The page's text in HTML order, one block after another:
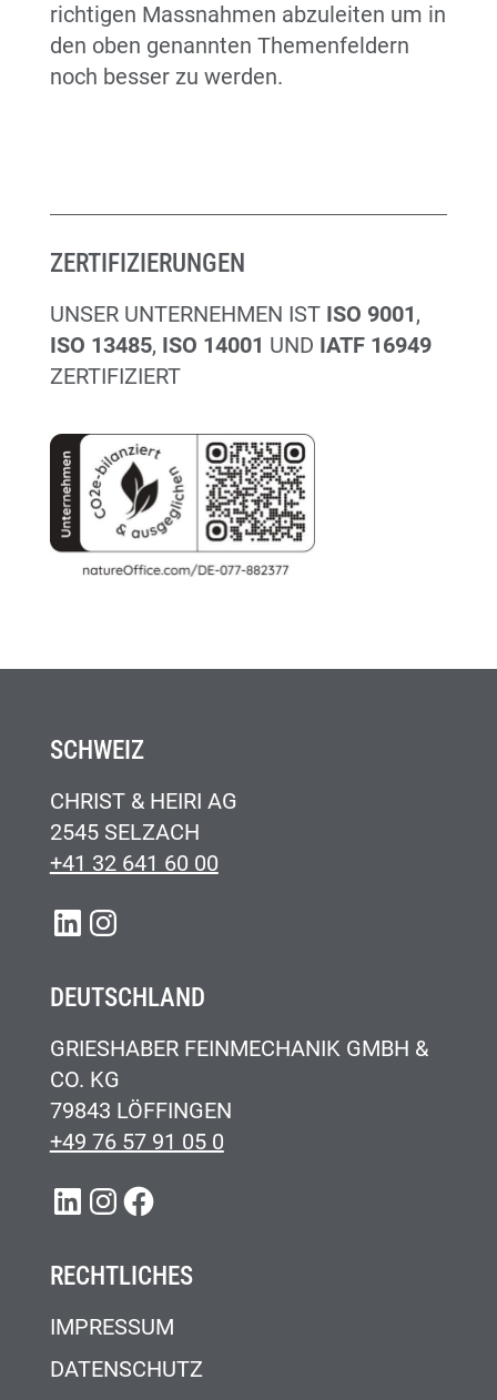
richtigen Massnahmen abzuleiten um in
den oben genannten Themenfeldern
noch besser zu werden.
ZERTIFIZIERUNGEN
UNSER UNTERNEHMEN IST ISO 9001,
ISO 13485, ISO 14001 UND IATF 16949
ZERTIFIZIERT
SCHWEIZ
CHRIST & HEIRI AG
2545 SELZACH
+41 32 641 60 00
LINKEDIN
INSTAGRAM
DEUTSCHLAND
GRIESHABER FEINMECHANIK GMBH &
CO. KG
79843 LÖFFINGEN
+49 76 57 91 05 0
LINKEDIN
INSTAGRAM
FACEBOOK
RECHTLICHES
IMPRESSUM
DATENSCHUTZ